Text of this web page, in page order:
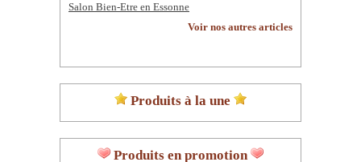
Salon Bien-Etre en Essonne
Voir nos autres articles
Produits à la une
Produits en promotion